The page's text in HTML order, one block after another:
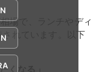
場で、ランチやディ
れています。以下
くなる」